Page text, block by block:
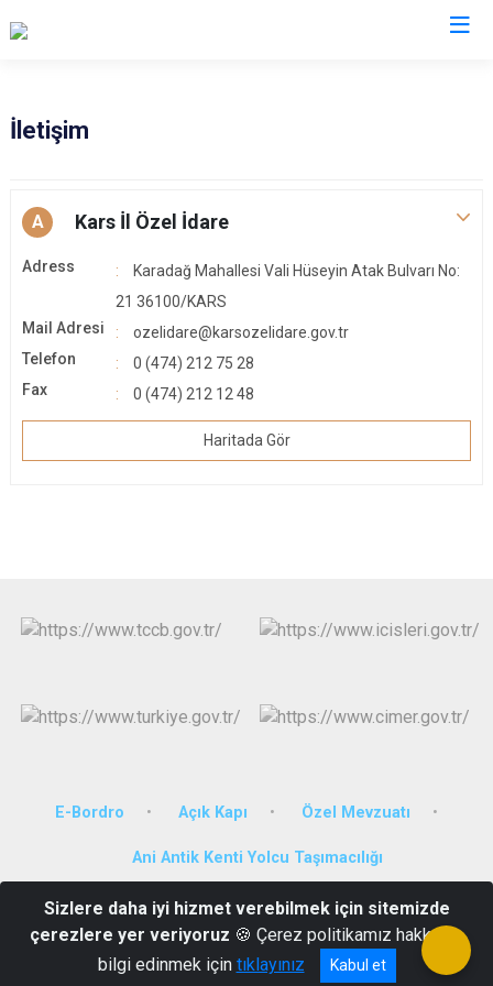
İletişim
A Kars İl Özel İdare
Adress
Karadağ Mahallesi Vali Hüseyin Atak Bulvarı No:
21 36100/KARS
Mail Adresi
ozelidare@karsozelidare.gov.tr
Telefon
0 (474) 212 75 28
Fax
0 (474) 212 12 48
Haritada Gör
E-Bordro Açık Kapı Özel Mevzuatı
Ani Antik Kenti Yolcu Taşımacılığı
Karadağ Mah. Vali Hüseyin Atak Bulvarı No:21 36100
474 212 75 28-29
Sizlere daha iyi hizmet verebilmek için sitemizde
çerezlere yer veriyoruz 🍪 Çerez politikamız hakkında
bilgi edinmek için tıklayınız Kabul et